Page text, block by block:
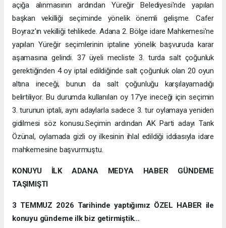
açığa alınmasının ardından Yüreğir Belediyesi'nde yapılan
başkan vekilliği seçiminde yönelik önemli gelişme. Cafer
Boyraz'ın vekilliği tehlikede. Adana 2. Bölge idare Mahkemesi'ne
yapılan Yüreğir seçimlerinin iptaline yönelik başvuruda karar
aşamasına gelindi. 37 üyeli mecliste 3. turda salt çoğunluk
gerektiğinden 4 oy iptal edildiğinde salt çoğunluk olan 20 oyun
altına ineceği, bunun da salt çoğunluğu karşılayamadığı
belirtiliyor. Bu durumda kullanılan oy 17'ye ineceği için seçimin
3. turunun iptali, aynı adaylarla sadece 3. tur oylamaya yeniden
gidilmesi söz konusu.Seçimin ardından AK Parti adayı Tarık
Özünal, oylamada gizli oy ilkesinin ihlal edildiği iddiasıyla idare
mahkemesine başvurmuştu.
KONUYU İLK ADANA MEDYA HABER GÜNDEME
TAŞIMIŞTI
3 TEMMUZ 2026 Tarihinde yaptığımız ÖZEL HABER ile
konuyu gündeme ilk biz getirmiştik...